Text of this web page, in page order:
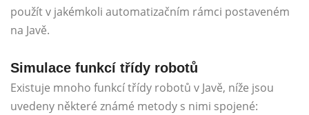
použít v jakémkoli automatizačním rámci postaveném
na Javě.
Simulace funkcí třídy robotů
Existuje mnoho funkcí třídy robotů v Javě, níže jsou
uvedeny některé známé metody s nimi spojené: